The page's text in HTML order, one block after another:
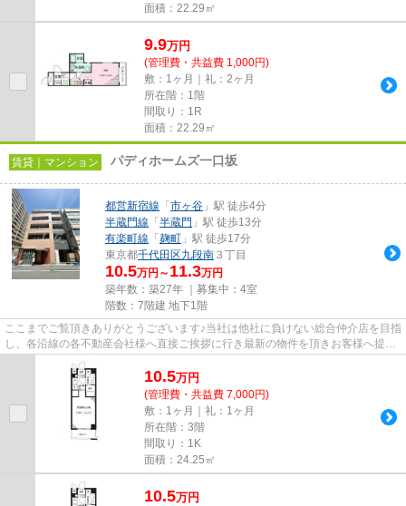
面積：22.29㎡
9.9万円
(管理費・共益費 1,000円)
敷：1ヶ月｜礼：2ヶ月
所在階：1階
間取り：1R
面積：22.29㎡
賃貸｜マンション パディホームズ一口坂
都営新宿線 「 市ヶ谷 」駅 徒歩4分
半蔵門線 「 半蔵門 」駅 徒歩13分
有楽町線 「 麹町 」駅 徒歩17分
東京都千代田区九段南 ３丁目
10.5万円～ 11.3万円
築年数：築27年 ｜募集中： 4室
階数：7階建 地下1階
ここまでご覧頂きありがとうございます♪当社は他社に負けない総合仲介店を目指
し、各沿線の各不動産会社様へ直接ご挨拶に行き最新の物件を頂きお客様へ提供
しております！最新の情報は...
10.5万円
(管理費・共益費 7,000円)
敷：1ヶ月｜礼：1ヶ月
所在階：3階
間取り：1K
面積：24.25㎡
10.5万円